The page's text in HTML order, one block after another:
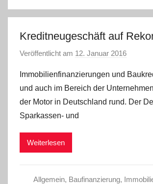
Kreditneugeschäft auf
Veröffentlicht am 12. Januar 2016
n
a
d
Immobilienfinanzierungen und
und auch im Bereich der
der Motor in Deutschland rund. Der
Sparkassen- und
Weiterlesen
Allgemein, Baufinanzierung,